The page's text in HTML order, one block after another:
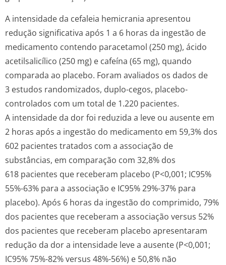
A intensidade da cefaleia hemicrania apresentou
redução significativa após 1 a 6 horas da ingestão de
medicamento contendo paracetamol (250 mg), ácido
acetilsalicílico (250 mg) e cafeína (65 mg), quando
comparada ao placebo. Foram avaliados os dados de
3 estudos randomizados, duplo-cegos, placebo-
controlados com um total de 1.220 pacientes.
A intensidade da dor foi reduzida a leve ou ausente em
2 horas após a ingestão do medicamento em 59,3% dos
602 pacientes tratados com a associação de
substâncias, em comparação com 32,8% dos
618 pacientes que receberam placebo (P<0,001; IC95%
55%-63% para a associação e IC95% 29%-37% para
placebo). Após 6 horas da ingestão do comprimido, 79%
dos pacientes que receberam a associação versus 52%
dos pacientes que receberam placebo apresentaram
redução da dor a intensidade leve a ausente (P<0,001;
IC95% 75%-82% versus 48%-56%) e 50,8% não